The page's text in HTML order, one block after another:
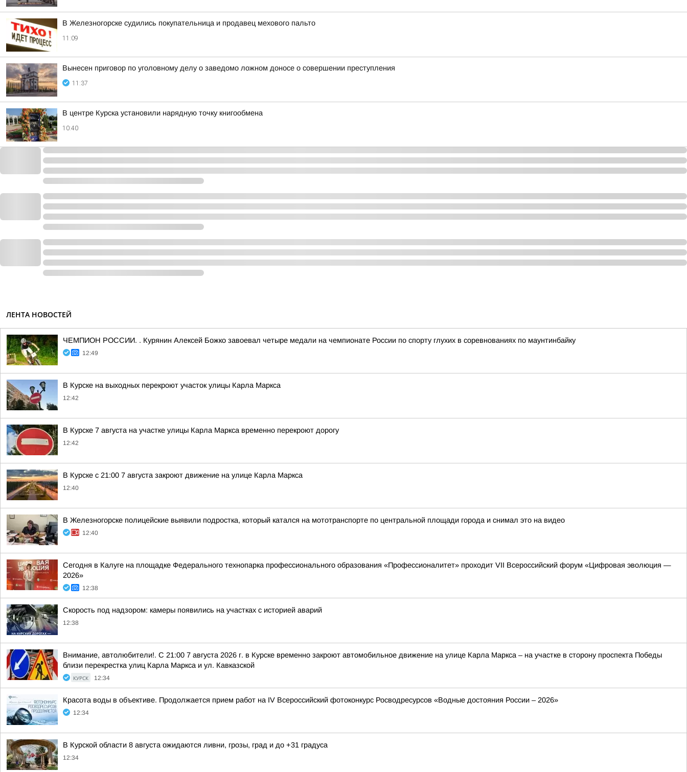
В Железногорске судились покупательница и продавец мехового пальто
11:09
Вынесен приговор по уголовному делу о заведомо ложном доносе о совершении преступления
11:37
В центре Курска установили нарядную точку книгообмена
10:40
ЛЕНТА НОВОСТЕЙ
ЧЕМПИОН РОССИИ. . Курянин Алексей Божко завоевал четыре медали на чемпионате России по спорту глухих в соревнованиях по маунтинбайку
12:49
В Курске на выходных перекроют участок улицы Карла Маркса
12:42
В Курске 7 августа на участке улицы Карла Маркса временно перекроют дорогу
12:42
В Курске с 21:00 7 августа закроют движение на улице Карла Маркса
12:40
В Железногорске полицейские выявили подростка, который катался на мототранспорте по центральной площади города и снимал это на видео
12:40
Сегодня в Калуге на площадке Федерального технопарка профессионального образования «Профессионалитет» проходит VII Всероссийский форум «Цифровая эволюция —
2026»
12:38
Скорость под надзором: камеры появились на участках с историей аварий
12:38
Внимание, автолюбители!. С 21:00 7 августа 2026 г. в Курске временно закроют автомобильное движение на улице Карла Маркса – на участке в сторону проспекта Победы
близи перекрестка улиц Карла Маркса и ул. Кавказской
КУРСК 12:34
Красота воды в объективе. Продолжается прием работ на IV Всероссийский фотоконкурс Росводресурсов «Водные достояния России – 2026»
12:34
В Курской области 8 августа ожидаются ливни, грозы, град и до +31 градуса
12:34